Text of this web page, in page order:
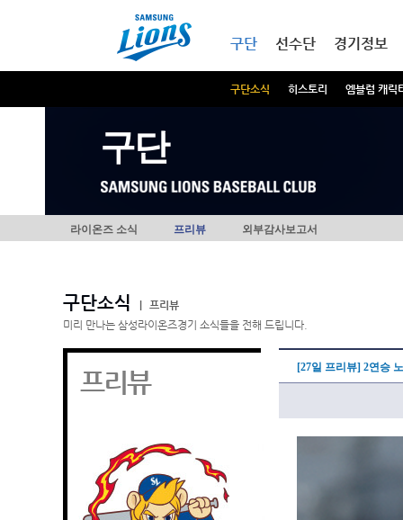
구단
구단소식 히스토리 엠블럼 캐릭
선수단 경기정보
구단
라이온즈 소식 프리뷰 외부감사보고서
구단소식
프리뷰
미리 만나는 삼성라이온즈경기 소식들을 전해 드립니다.
프리뷰 [27일 프리뷰] 2연승